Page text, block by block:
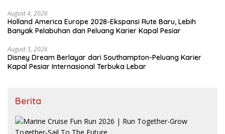
August 4, 2026
Holland America Europe 2028-Ekspansi Rute Baru, Lebih
Banyak Pelabuhan dan Peluang Karier Kapal Pesiar
August 3, 2026
Disney Dream Berlayar dari Southampton-Peluang Karier
Kapal Pesiar Internasional Terbuka Lebar
Berita